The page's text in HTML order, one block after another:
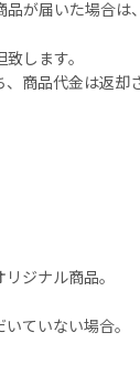
が届いた場合は
します。
商品代金は返却
ジナル商品。
ていない場合。